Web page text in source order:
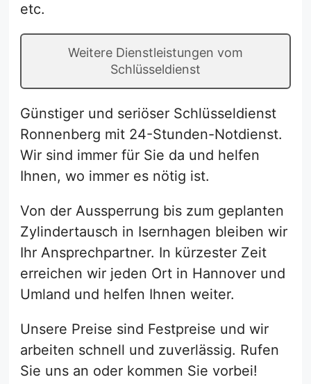
etc.
Weitere Dienstleistungen vom
Schlüsseldienst
Günstiger und seriöser Schlüsseldienst
Ronnenberg mit 24-Stunden-Notdienst.
Wir sind immer für Sie da und helfen
Ihnen, wo immer es nötig ist.
Von der Aussperrung bis zum geplanten
Zylindertausch in Isernhagen bleiben wir
Ihr Ansprechpartner. In kürzester Zeit
erreichen wir jeden Ort in Hannover und
Umland und helfen Ihnen weiter.
Unsere Preise sind Festpreise und wir
arbeiten schnell und zuverlässig. Rufen
Sie uns an oder kommen Sie vorbei!